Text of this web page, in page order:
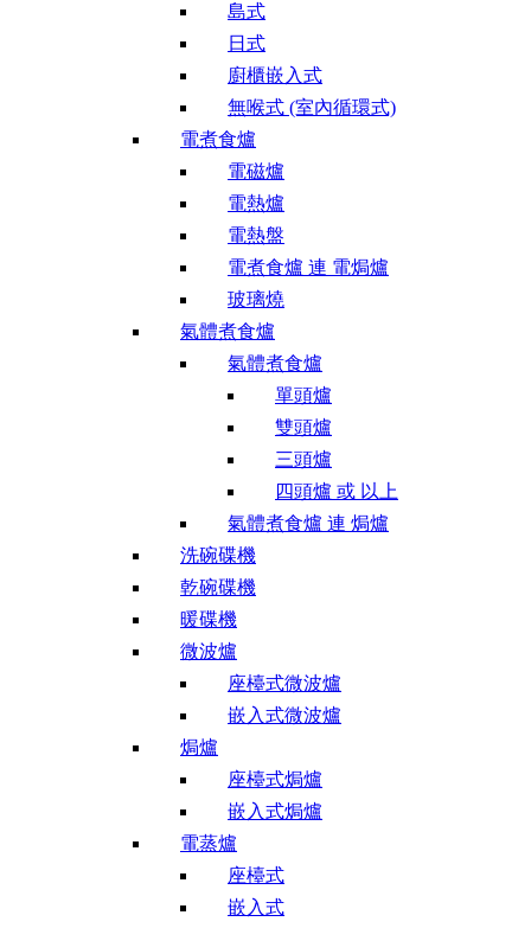
島式
日式
廚櫃嵌入式
無喉式 (室內循環式)
電煮食爐
電磁爐
電熱爐
電熱盤
電煮食爐 連 電焗爐
玻璃燒
氣體煮食爐
氣體煮食爐
單頭爐
雙頭爐
三頭爐
四頭爐 或 以上
氣體煮食爐 連 焗爐
洗碗碟機
乾碗碟機
暖碟機
微波爐
座檯式微波爐
嵌入式微波爐
焗爐
座檯式焗爐
嵌入式焗爐
電蒸爐
座檯式
嵌入式